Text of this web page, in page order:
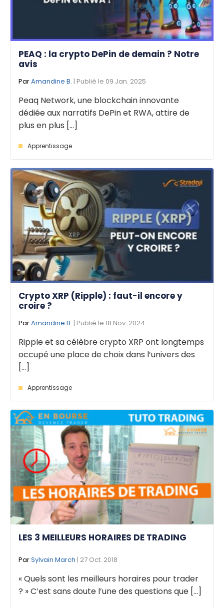
PEAQ : la crypto DePin de demain ? Notre
avis
ParAmandine B. | Publié le 09 Jan. 2025
Peaq Network, une blockchain innovante
dédiée aux narratifs DePin et RWA, attire de
plus en plus [...]
Apprentissage
Crypto XRP (Ripple) : faut-il encore y
croire ?
ParAmandine B. | Publié le 18 Nov. 2024
Ripple et sa célèbre crypto XRP ont longtemps
occupé une place de choix dans l’univers des
[...]
Apprentissage
LES 3 MEILLEURS HORAIRES DE TRADING
ParSylvain March | 27 Oct. 2018
« Quels sont les meilleurs horaires pour trader
? » C’est sans doute l’une des questions que [...]